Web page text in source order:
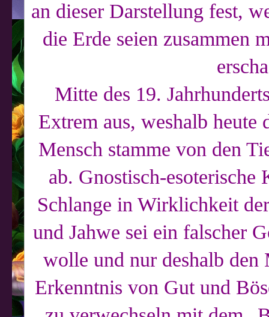
an dieser Darstellung fest,
die Erde seien zusammen
Mitte des 19.
Extrem aus, weshalb heute
Mensch stamme von den
ab. Gnostisch-esoterische
Schlange in Wirklichkeit
und Jahwe sei ein falscher
wolle und nur deshalb den
Erkenntnis von Gut und